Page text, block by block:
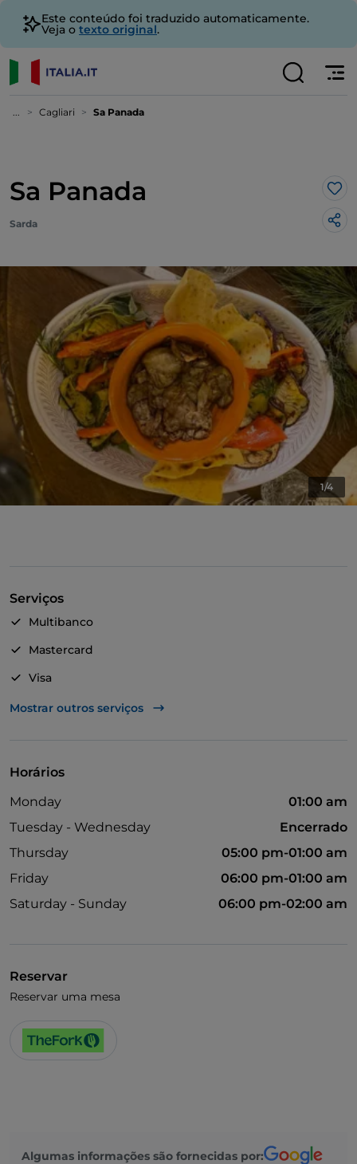
Este conteúdo foi traduzido automaticamente.
Veja o texto original.
... Cagliari Sa Panada
Sa Panada
Sarda
1/4
Serviços
Multibanco
Mastercard
Visa
Acesso para pessoas com deficiência
Menu infantil
Wi-Fi
Mostrar outros serviços
Horários
Monday
01:00 am
Tuesday - Wednesday
Encerrado
Thursday
05:00 pm-01:00 am
Friday
06:00 pm-01:00 am
Saturday - Sunday
06:00 pm-02:00 am
Reservar
Reservar uma mesa
Algumas informações são fornecidas por: